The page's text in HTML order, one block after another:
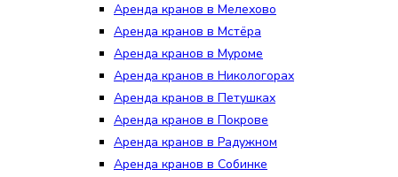
Аренда кранов в Мелехово
Аренда кранов в Мстёра
Аренда кранов в Муроме
Аренда кранов в Никологорах
Аренда кранов в Петушках
Аренда кранов в Покрове
Аренда кранов в Радужном
Аренда кранов в Собинке